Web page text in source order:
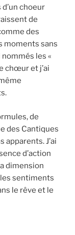
choeur
de
des
moments sans
les «
chœur et j’ai
de
des Cantiques
J’ai
d’action
dimension
sentiments
le rêve et le